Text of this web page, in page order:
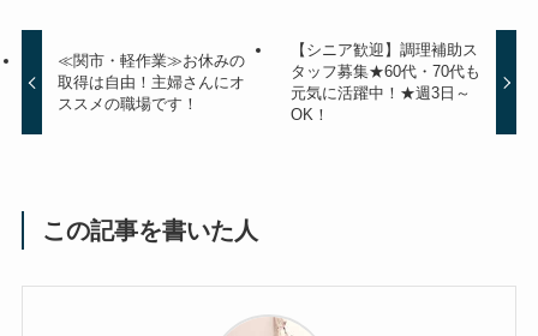
≪関市・軽作業≫お休みの
取得は自由！主婦さんにオ
ススメの職場です！
【シニア歓迎】調理補助ス
タッフ募集★60代・70代も
元気に活躍中！★週3日～
OK！
この記事を書いた人